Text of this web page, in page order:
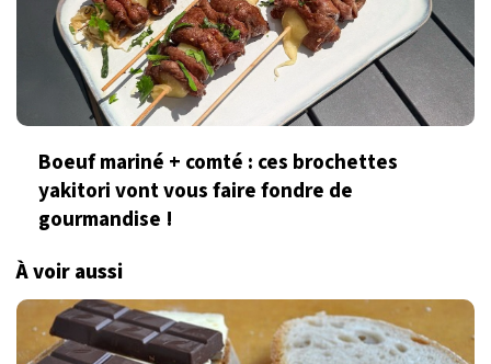
Boeuf mariné + comté : ces brochettes
yakitori vont vous faire fondre de
gourmandise !
À voir aussi